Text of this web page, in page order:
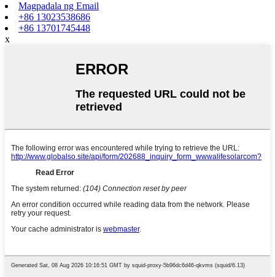
Magpadala ng Email
+86 13023538686
+86 13701745448
x